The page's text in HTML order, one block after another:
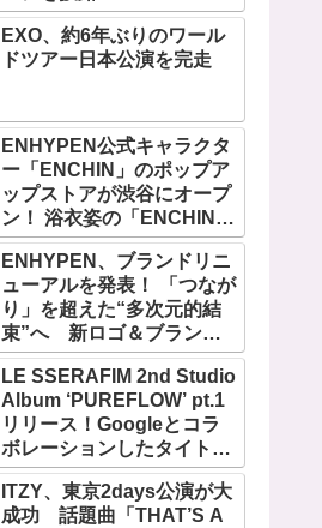
EXO、約6年ぶりのワール
ドツアー日本公演を完走
ENHYPEN公式キャラクタ
ー「ENCHIN」のポップア
ップストアが渋谷にオープ
ン！ 浴衣姿の「ENCHIN」
が登場
ENHYPEN、ブランドリニ
ューアルを発表！ 「つなが
り」を超えた“多次元的結
束”へ 新ロゴ＆ブランド
フィルム公開
LE SSERAFIM 2nd Studio
Album ‘PUREFLOW’ pt.1
リリース！Googleとコラ
ボレーションしたタイトル
曲「BOOMPALA」MVも公
開
ITZY、東京2days公演が大
成功 話題曲「THAT’S A